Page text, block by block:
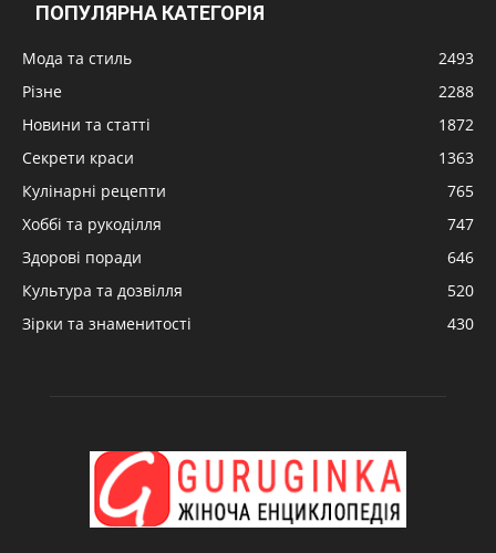
ПОПУЛЯРНА КАТЕГОРІЯ
Мода та стиль
2493
Різне
2288
Новини та статті
1872
Секрети краси
1363
Кулінарні рецепти
765
Хоббі та рукоділля
747
Здорові поради
646
Культура та дозвілля
520
Зірки та знаменитості
430